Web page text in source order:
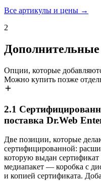
Все артикулы и цены →
2
Опции, которые
Можно купить позже
2.1
поставка Dr.Web
Две позиции, которые
сертифицированной:
которую выдан
медиапакет — коробка с
и копией сертификата.